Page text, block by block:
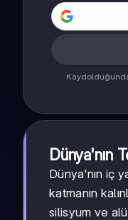
Dünya'nın
Dünya'nın iç
katmanın
silisyum ve